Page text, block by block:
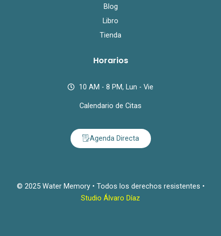
Blog
Libro
Tienda
Horarios
10 AM - 8 PM, Lun - Vie
Calendario de Citas
Agenda Directa
© 2025 Water Memory • Todos los derechos resistentes •
Studio Álvaro Díaz